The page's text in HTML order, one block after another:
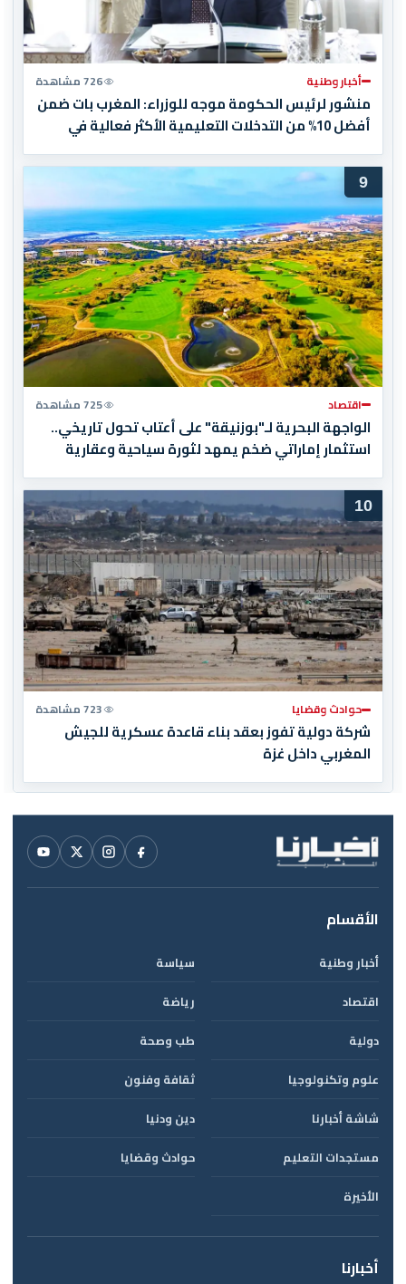
أخبار وطنية 726 مشاهدة
منشور لرئيس الحكومة موجه للوزراء: المغرب بات ضمن
أفضل 10% من التدخلات التعليمية الأكثر فعالية في
العالم
9
اقتصاد 725 مشاهدة
الواجهة البحرية لـ"بوزنيقة" على أعتاب تحول تاريخي..
استثمار إماراتي ضخم يمهد لثورة سياحية وعقارية
10
حوادث وقضايا 723 مشاهدة
شركة دولية تفوز بعقد بناء قاعدة عسكرية للجيش
المغربي داخل غزة
الأقسام
أخبار وطنية
سياسة
اقتصاد
رياضة
دولية
طب وصحة
علوم وتكنولوجيا
ثقافة وفنون
شاشة أخبارنا
دين ودنيا
مستجدات التعليم
حوادث وقضايا
الأخيرة
أخبارنا